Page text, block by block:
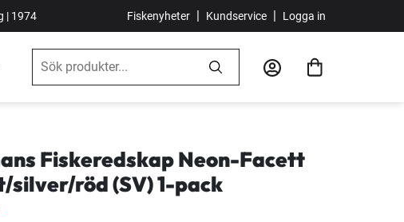
| 1974 Fiskenyheter | Kundservice | Logga in
Fiskeredskap Neon-Facett
silver/röd (SV) 1-pack